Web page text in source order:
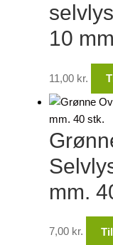
10 mm
11,00 kr.
mm.
7,00 kr.